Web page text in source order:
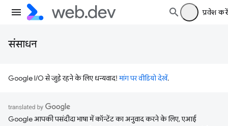
प्रवेश करें
संसाधन
Google I/O से जुड़े रहने के लिए धन्यवाद!मांग पर वीडियो देखें.
Google आपकी पसंदीदा भाषा में कॉन्टेंट का अनुवाद करने के लिए, एआई